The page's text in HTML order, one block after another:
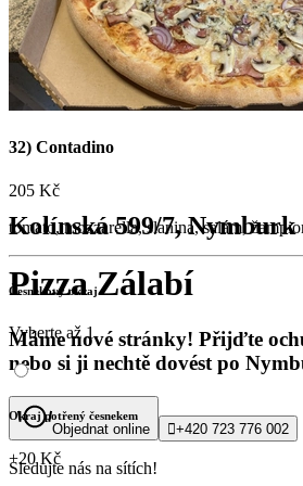
Kolínská 599/7, Nymburk
Pizza Zálabí
Máme nové stránky! Přijďte
nebo si ji nechtě dovést po
Objednat online +420 723 776 002
Sledujte nás na sítích!
32) Contadino
205 Kč
tomato, mozzarella, slanina, salám,
Česnekový okraj
Vyberte až 1
Okraj potřený česnekem
+20 Kč